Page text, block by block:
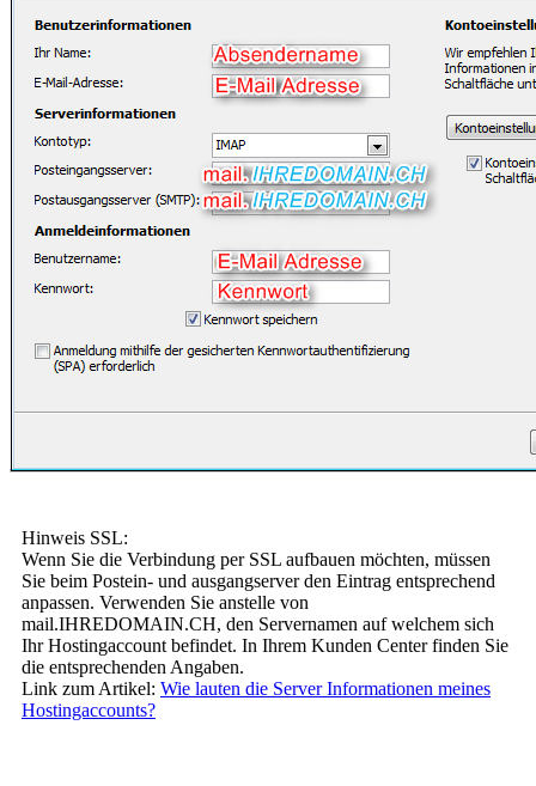
Hinweis SSL:
Wenn Sie die Verbindung per SSL aufbauen möchten, müssen
Sie beim Postein- und ausgangserver den Eintrag entsprechend
anpassen. Verwenden Sie anstelle von
mail.IHREDOMAIN.CH, den Servernamen auf welchem sich
Ihr Hostingaccount befindet. In Ihrem Kunden Center finden Sie
die entsprechenden Angaben.
Link zum Artikel: Wie lauten die Server Informationen meines
Hostingaccounts?